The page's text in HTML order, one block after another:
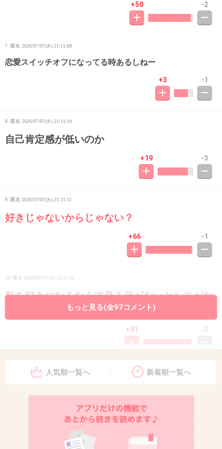
+50 -2
7. 匿名 2026/07/07(火) 21:11:08
恋愛スイッチオフになってる時あるしねー
+3 -1
8. 匿名 2026/07/07(火) 21:11:10
自己肯定感が低いのか
+19 -3
9. 匿名 2026/07/07(火) 21:11:11
好きじゃないからじゃない？
+66 -1
10. 匿名 2026/07/07(火) 21:11:12
私を好きになるなんて見る目がないセンスがな
いなと急に冷める
+81
2026/07/07(火) 21:11:17
その場限りの出会いなら良い人を演じられるん
もっと見る(全97コメント)
人気順一覧へ 新着順一覧へ